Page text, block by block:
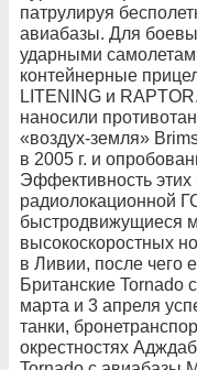
патрулируя
авиабазы. Для
ударными
контейнерные
LITENING и
наносили
«воздух-земля»
в 2005 г. и
Эффективность
радиолокационной
быстродвижущиеся
высокоскоростных
в Ливии, после чего
Британские Tornado
марта и 3 апреля
танки,
окрестностях